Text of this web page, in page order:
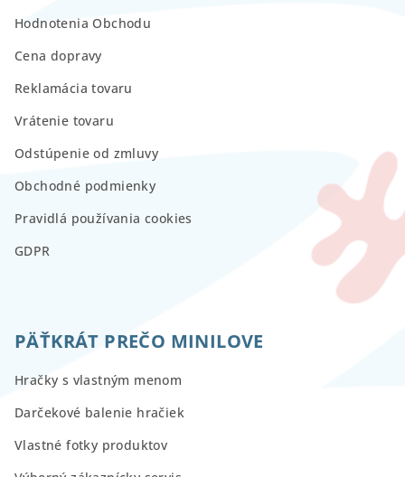
Hodnotenia Obchodu
Cena dopravy
Reklamácia tovaru
Vrátenie tovaru
Odstúpenie od zmluvy
Obchodné podmienky
Pravidlá používania cookies
GDPR
PÄŤKRÁT PREČO MINILOVE
Hračky s vlastným menom
Darčekové balenie hračiek
Vlastné fotky produktov